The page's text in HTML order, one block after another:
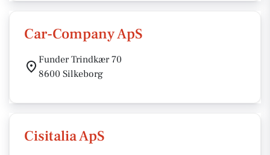
Car-Company ApS
Funder Trindkær 70
8600 Silkeborg
Cisitalia ApS